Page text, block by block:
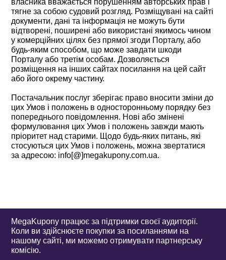
тягне за собою судовий розгляд. Розміщувані на сайті
документи, дані та інформація не можуть бути
відтворені, поширені або використані якимось чином
у комерційних цілях без прямої згоди Порталу, або
будь-яким способом, що може завдати шкоди
Порталу або третім особам. Дозволяється
розміщення на інших сайтах посилання на цей сайт
або його окрему частину.
Постачальник послуг зберігає право вносити зміни до
цих Умов і положень в односторонньому порядку без
попереднього повідомлення. Нові або змінені
формулювання цих Умов і положень завжди мають
пріоритет над старими. Щодо будь-яких питань, які
стосуються цих Умов і положень, можна звертатися
MegaKupony працює за підтримки своєї аудиторії.
Коли ви здійснюєте покупки за посиланнями на
нашому сайті, ми можемо отримувати партнерську
комісію.